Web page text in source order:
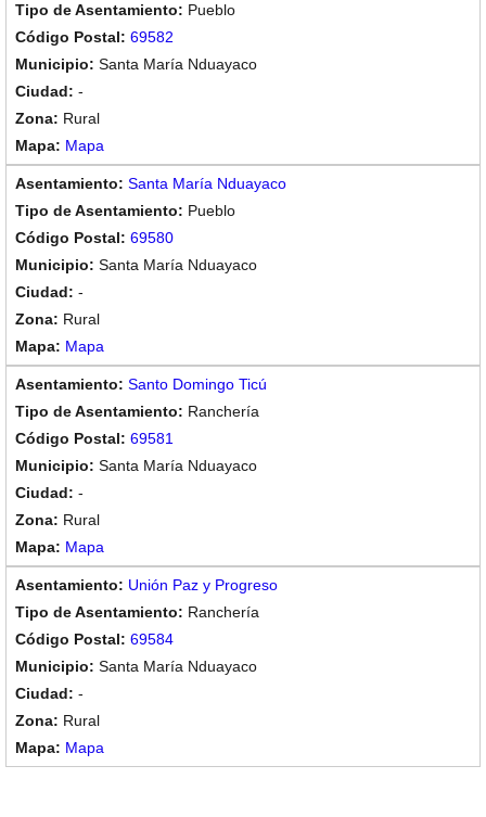
Pueblo
69582
Santa María Nduayaco
-
Rural
Mapa
Santa María Nduayaco
Pueblo
69580
Santa María Nduayaco
-
Rural
Mapa
Santo Domingo Ticú
Ranchería
69581
Santa María Nduayaco
-
Rural
Mapa
Unión Paz y Progreso
Ranchería
69584
Santa María Nduayaco
-
Rural
Mapa